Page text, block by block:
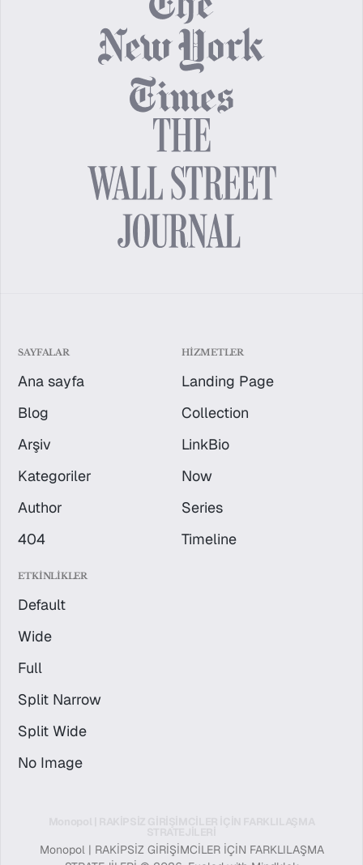
SAYFALAR
Ana sayfa
Blog
Arşiv
Kategoriler
Author
404
HIZMETLER
Landing Page
Collection
LinkBio
Now
Series
Timeline
ETKINLIKLER
Default
Wide
Full
Split Narrow
Split Wide
No Image
Monopol | RAKİPSİZ GİRİŞİMCİLER İÇİN FARKLILAŞMA
Monopol | RAKİPSİZ GİRİŞİMCİLER İÇİN FARKLILAŞMA